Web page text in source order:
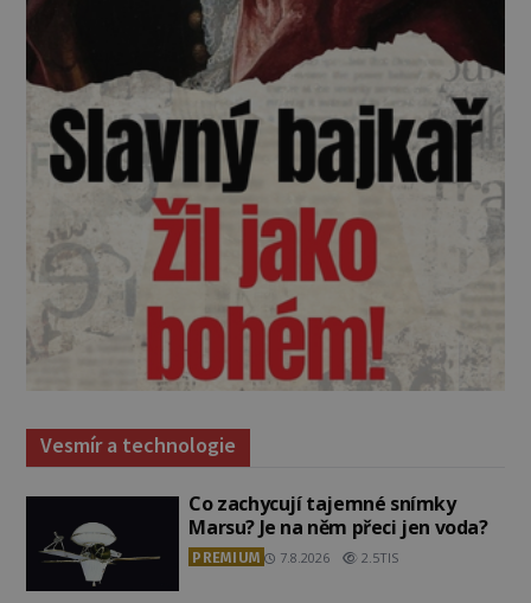
Vesmír a technologie
Co zachycují tajemné snímky
Marsu? Je na něm přeci jen voda?
PREMIUM 7.8.2026 2.5TIS